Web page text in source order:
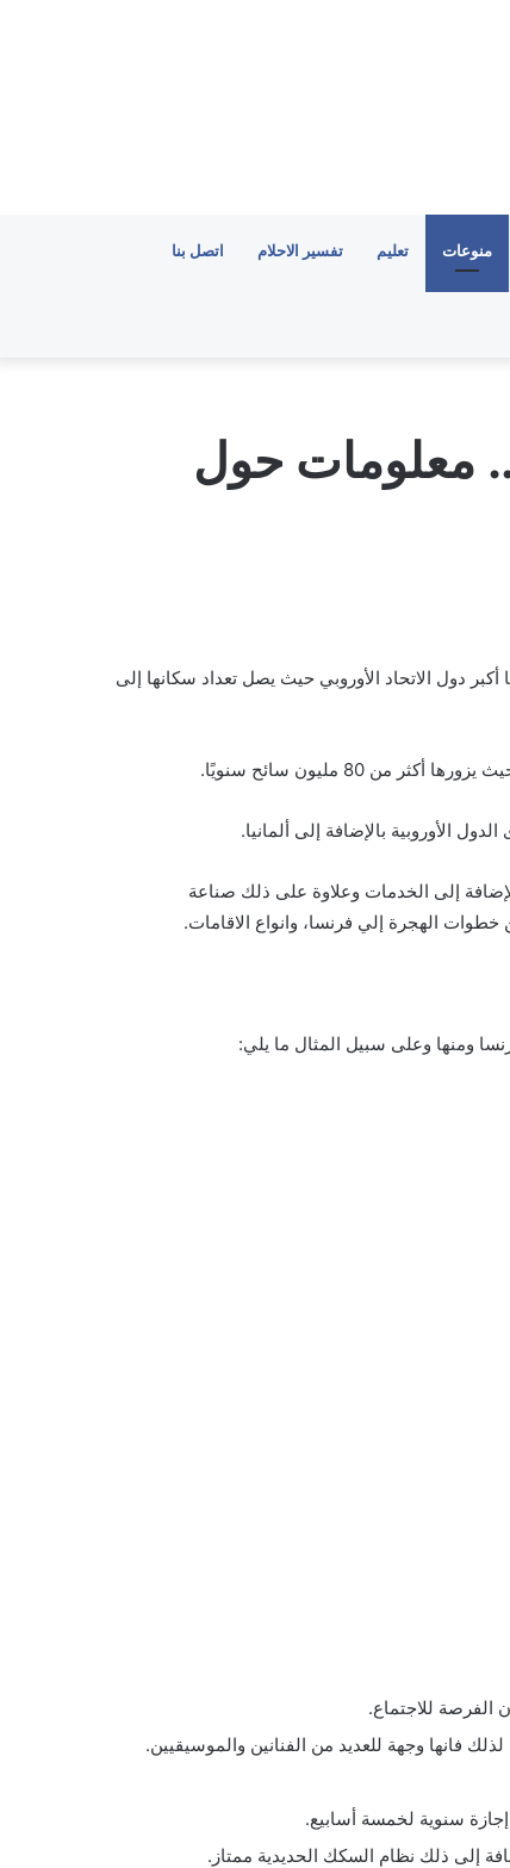
منوعات تعليم تفسير الاحلام اتصل بنا
معلومات حول
أكبر دول الاتحاد الأوروبي حيث يصل تعداد سكانها إلى
80 مليون سائح سنويًا.
الأوروبية بالإضافة إلى ألمانيا.
إلى الخدمات وعلاوة على ذلك صناعة
الهجرة إلي فرنسا، وانواع الاقامات.
ومنها وعلى سبيل المثال ما يلي:
للاجتماع.
فانها وجهة للعديد من الفنانين والموسيقيين.
سنوية لخمسة أسابيع.
إلى ذلك نظام السكك الحديدية ممتاز.